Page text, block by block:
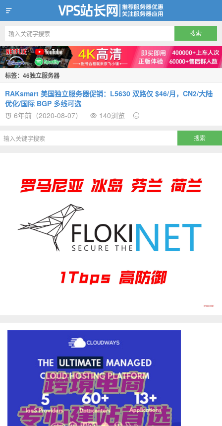
VPS站长网
标签：46独立服务器
RAKsmart 美国独立服务器促销：L5630 双路仅 $46/月，CN2/大陆
优化/国际 BGP 多线可选
6年前（2020-08-07）
140浏览